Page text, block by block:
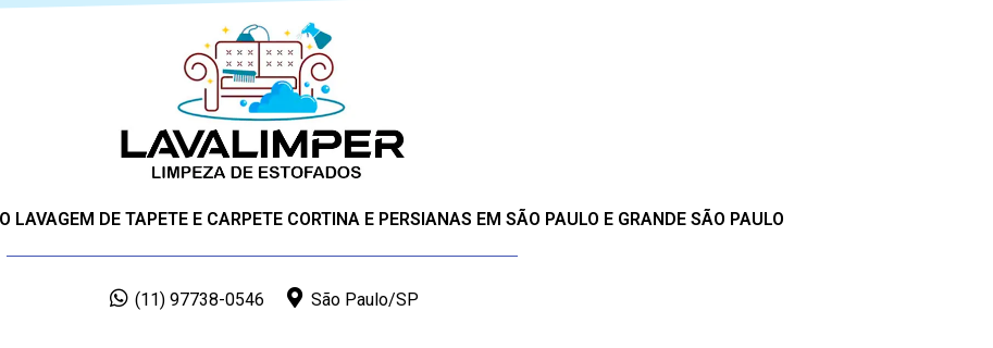
LAVAGEM DE TAPETE E CARPETE CORTINA E PERSIANAS EM SÃO PAULO E GRANDE SÃO PAULO
(11) 97738-0546 São Paulo/SP